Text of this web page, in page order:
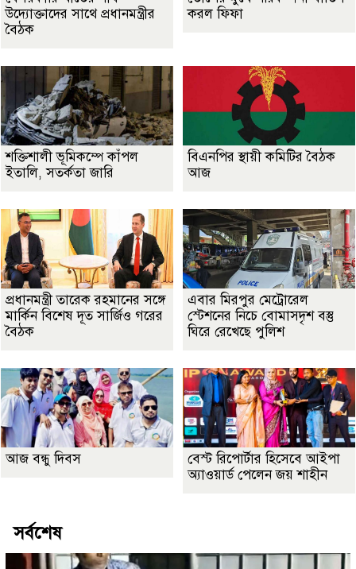
উদ্যোক্তাদের সাথে প্রধানমন্ত্রীর
বৈঠক
করল ফিফা
শক্তিশালী ভূমিকম্পে কাঁপল
ইতালি, সতর্কতা জারি
বিএনপির স্থায়ী কমিটির বৈঠক
আজ
প্রধানমন্ত্রী তারেক রহমানের সঙ্গে
মার্কিন বিশেষ দূত সার্জিও গরের
বৈঠক
এবার মিরপুর মেট্রোরেল
স্টেশনের নিচে বোমাসদৃশ বস্তু
ঘিরে রেখেছে পুলিশ
আজ বন্ধু দিবস
বেস্ট রিপোর্টার হিসেবে আইপা
অ্যাওয়ার্ড পেলেন জয় শাহীন
সর্বশেষ